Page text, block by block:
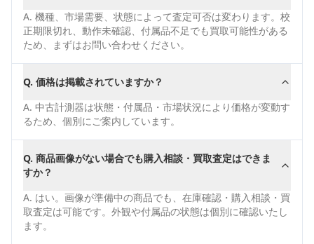
A. 機種、市場需要、状態によって査定可否は変わります。校
正期限切れ、動作未確認、付属品不足でも買取可能性がある
ため、まずはお問い合わせください。
Q. 価格は掲載されていますか？
A. 中古計測器は状態・付属品・市場状況により価格が変動す
るため、個別にご案内しています。
Q. 商品画像がない場合でも購入相談・買取査定はできま
すか？
A. はい。画像が準備中の商品でも、在庫確認・購入相談・買
取査定は可能です。外観や付属品の状態は個別に確認いたし
ます。